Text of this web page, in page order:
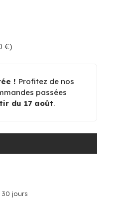
€)
! Profitez de nos
passées
du 17 août.
jours